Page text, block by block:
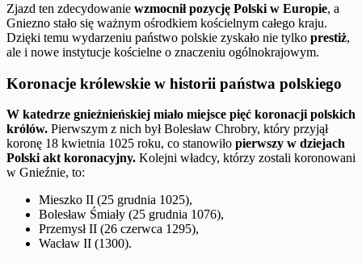
Zjazd ten zdecydowanie wzmocnił pozycję Polski w Europie, a
Gniezno stało się ważnym ośrodkiem kościelnym całego kraju.
Dzięki temu wydarzeniu państwo polskie zyskało nie tylko prestiż,
ale i nowe instytucje kościelne o znaczeniu ogólnokrajowym.
Koronacje królewskie w historii państwa polskiego
W katedrze gnieźnieńskiej miało miejsce pięć koronacji polskich
królów. Pierwszym z nich był Bolesław Chrobry, który przyjął
koronę 18 kwietnia 1025 roku, co stanowiło pierwszy w dziejach
Polski akt koronacyjny. Kolejni władcy, którzy zostali koronowani
w Gnieźnie, to:
Mieszko II (25 grudnia 1025),
Bolesław Śmiały (25 grudnia 1076),
Przemysł II (26 czerwca 1295),
Wacław II (1300).